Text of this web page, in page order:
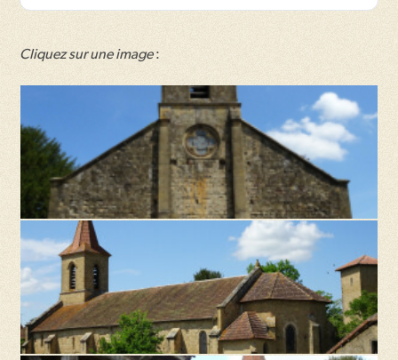
Cliquez sur une image: